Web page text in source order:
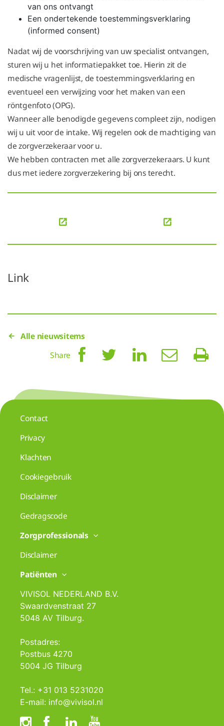
van ons ontvangt
Een ondertekende toestemmingsverklaring
(informed consent)
Nadat wij de voorschrijving van uw specialist ontvangen,
sturen wij u het informatiepakket toe. Hierin zit de
medische vragenlijst, de toestemmingsverklaring en
eventueel een verwijzing voor het maken van een
röntgenfoto (OPG).
Wanneer alle benodigde gegevens compleet zijn, nodigen
wij u uit voor de intake. Wij regelen ook de machtiging van
de zorgverzekeraar voor u.
We hebben contracten met alle zorgverzekeraars. U kunt
dus met iedere zorgverzekering bij ons terecht.
Link
Alle nieuwsitems
Share
Contact
Privacy
Klachten
Cookiegebruik
Disclaimer
Gedragscode
Zorgprofessionals
Disclaimer
Patiënten
VIVISOL NEDERLAND B.V.
Swaardvenstraat 27
5048 AV Tilburg.
Postadres:
Postbus 4270
5004 JG Tilburg
Tel.: +31 013 5231020
E-mail: info@vivisol.nl